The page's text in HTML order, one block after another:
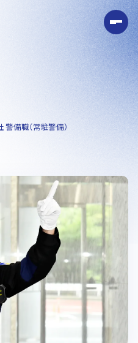
教育研修制度
座談会（若手社員）
備職（常駐警備）